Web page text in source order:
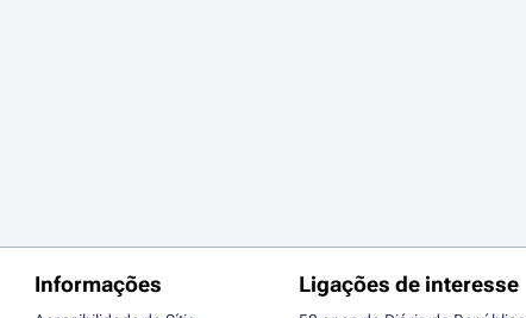
Informações Ligações de interesse